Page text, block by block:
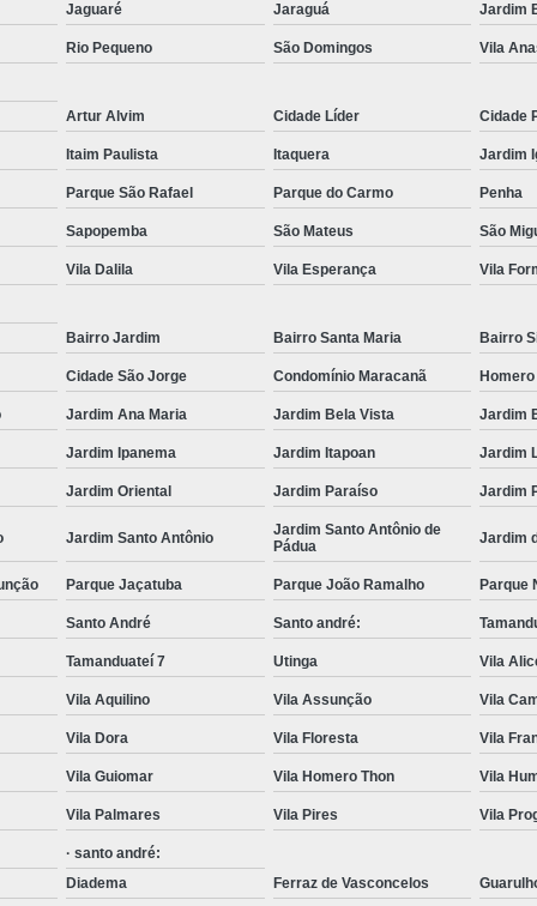
Muncks de Locação
Muncks
Aluguel de Munck 1
Aluguel de Munck para Cobertura
Aluguel de Munck para Remoção de
Aluguel de
Aluguel de Munck
Aluguel de Munck para
Locação de Caminhão Munck para
Locação de Munck para Remoção
Empresa de Transporte de Carga
Transporte com
Transporte com Munck em
Transporte de Cargas com
Transporte de Máquinas e
Caminhões de
Carregamento de
Transporte de Containers
Jaguaré Jaraguá Jardim
Rio Pequeno São Domingos Vila
Artur Alvim Cidade Líder Cidade
Itaim Paulista Itaquera Jardim
Parque São Rafael Parque do Carmo Penha
Sapopemba São Mateus São
Vila Dalila Vila Esperança Vila
Bairro Jardim Bairro Santa Maria Bairro
Cidade São Jorge Condomínio Maracanã Homero
Jardim Ana Maria Jardim Bela Vista Jardim
Jardim Ipanema Jardim Itapoan Jardim
Jardim Oriental Jardim Paraíso Jardim
Jardim Santo Antônio
Jardim Santo Antônio de
Pádua
Jardim
Parque Jaçatuba Parque João Ramalho Parque
Santo André Santo andré:
Tamanduateí 7 Utinga Vila
Vila Aquilino Vila Assunção Vila
Vila Dora Vila Floresta Vila
Vila Guiomar Vila Homero Thon Vila
Vila Palmares Vila Pires Vila
· santo andré:
Diadema Ferraz de Vasconcelos